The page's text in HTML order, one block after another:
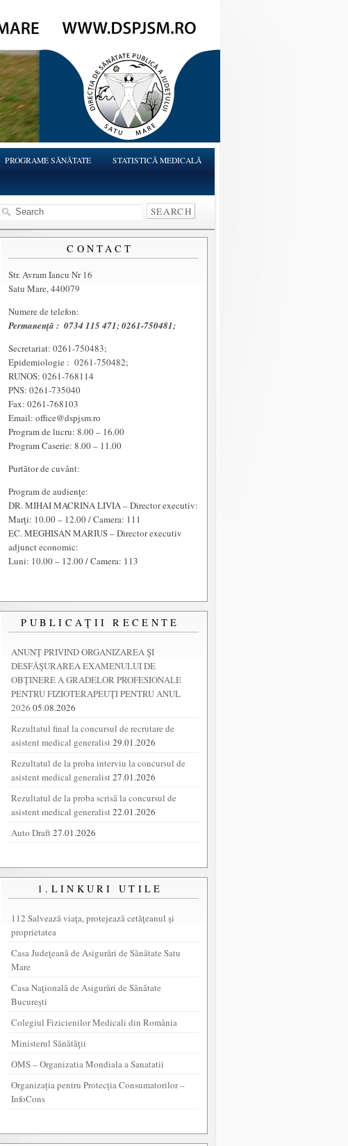
PROGRAME SĂNĂTATE STATISTICĂ MEDICALĂ
CONTACT
Str. Avram Iancu Nr 16
Satu Mare, 440079
Numere de telefon:
Permanenţă : 0734 115 471; 0261-750481;
Secretariat: 0261-750483;
Epidemiologie : 0261-750482;
RUNOS: 0261-768114
PNS: 0261-735040
Fax: 0261-768103
Email: office@dspjsm.ro
Program de lucru: 8.00 – 16.00
Program Caserie: 8.00 – 11.00
Purtător de cuvânt:
Program de audienţe:
DR. MIHAI MACRINA LIVIA – Director executiv:
Marţi: 10.00 – 12.00 / Camera: 111
EC. MEGHISAN MARIUS – Director executiv
adjunct economic:
Luni: 10.00 – 12.00 / Camera: 113
PUBLICAŢII RECENTE
ANUNȚ PRIVIND ORGANIZAREA ŞI
DESFĂŞURAREA EXAMENULUI DE
OBŢINERE A GRADELOR PROFESIONALE
PENTRU FIZIOTERAPEUŢI PENTRU ANUL
2026 05.08.2026
Rezultatul final la concursul de recrutare de
asistent medical generalist29.01.2026
Rezultatul de la proba interviu la concursul de
asistent medical generalist27.01.2026
Rezultatul de la proba scrisă la concursul de
asistent medical generalist22.01.2026
Auto Draft27.01.2026
1.LINKURI UTILE
112 Salvează viaţa, protejează cetăţeanul şi
proprietatea
Casa Judeţeană de Asigurări de Sănătate Satu
Mare
Casa Naţională de Asigurări de Sănătate
Bucureşti
Colegiul Fizicienilor Medicali din România
Ministerul Sănătăţii
OMS – Organizatia Mondiala a Sanatatii
Organizația pentru Protecția Consumatorilor –
InfoCons